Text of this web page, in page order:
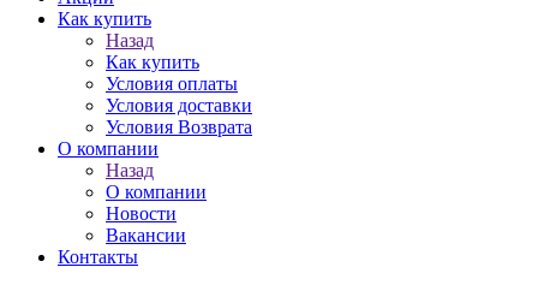
Как купить
Назад
Как купить
Условия оплаты
Условия доставки
Условия Возврата
О компании
Назад
О компании
Новости
Вакансии
Контакты